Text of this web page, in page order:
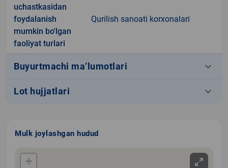
uchastkasidan
foydalanish
mumkin bo'lgan
faoliyat turlari
Qurilish sanoati korxonalari
Buyurtmachi ma’lumotlari keyboard_arrow_down
Lot hujjatlari keyboard_arrow_down
Mulk joylashgan hudud
+